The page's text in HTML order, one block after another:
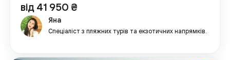
від 41 950 ₴
Яна
Спеціаліст з пляжних турів та екзотичних напрямків.